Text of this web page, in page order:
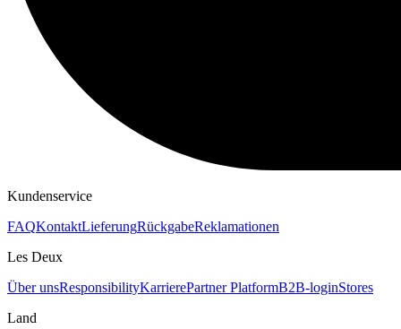
Kundenservice
FAQKontaktLieferungRückgabeReklamationen
Les Deux
Über unsResponsibilityKarrierePartner PlatformB2B-loginStores
Land